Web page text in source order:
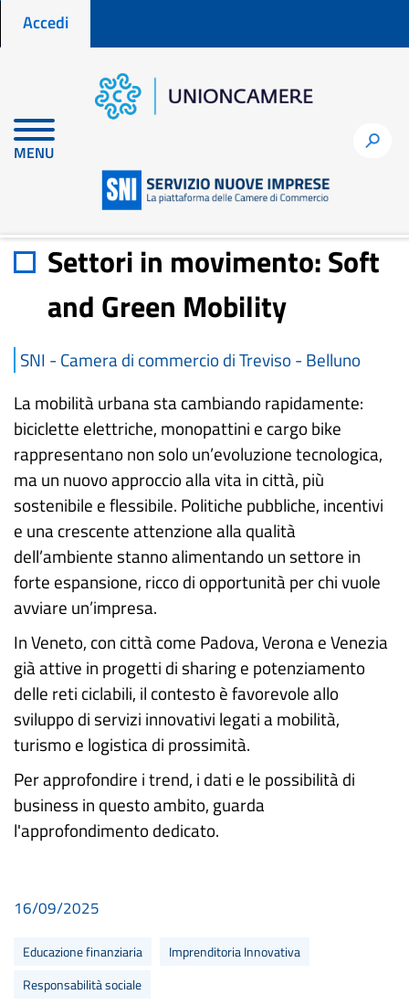
Menu profilo utente
Accedi
MENU
h
Home
Settori in movimento: Soft and Green Mobility
Settori in movimento: Soft
and Green Mobility
SNI - Camera di commercio di Treviso - Belluno
La mobilità urbana sta cambiando rapidamente:
biciclette elettriche, monopattini e cargo bike
rappresentano non solo un’evoluzione tecnologica,
ma un nuovo approccio alla vita in città, più
sostenibile e flessibile. Politiche pubbliche, incentivi
e una crescente attenzione alla qualità
dell’ambiente stanno alimentando un settore in
forte espansione, ricco di opportunità per chi vuole
avviare un’impresa.
In Veneto, con città come Padova, Verona e Venezia
già attive in progetti di sharing e potenziamento
delle reti ciclabili, il contesto è favorevole allo
sviluppo di servizi innovativi legati a mobilità,
turismo e logistica di prossimità.
Per approfondire i trend, i dati e le possibilità di
business in questo ambito, guarda
l'approfondimento dedicato.
16/09/2025
Educazione finanziaria
Imprenditoria Innovativa
Responsabilità sociale